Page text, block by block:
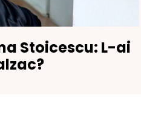
Stoicescu: L-ai